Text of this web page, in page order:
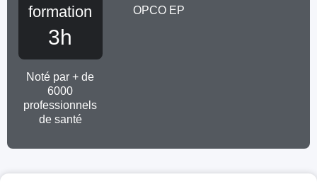
formation
3h
Noté par + de
6000
professionnels
de santé
OPCO EP